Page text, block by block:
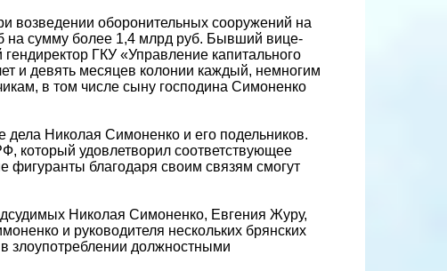
возведении оборонительных сооружений на
на сумму более 1,4 млрд руб. Бывший вице-
ГКУ «Управление капитального
и девять месяцев колонии каждый, немногим
в том числе сыну господина Симоненко
Николая Симоненко и его подельников.
который удовлетворил соответствующее
фигуранты благодаря своим связям смогут
Николая Симоненко, Евгения Журу,
и руководителя нескольких брянских
злоупотреблении должностными